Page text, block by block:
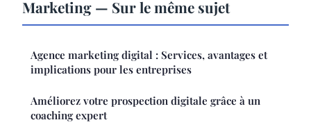
Marketing — Sur le même sujet
Agence marketing digital : Services, avantages et
implications pour les entreprises
Améliorez votre prospection digitale grâce à un
coaching expert